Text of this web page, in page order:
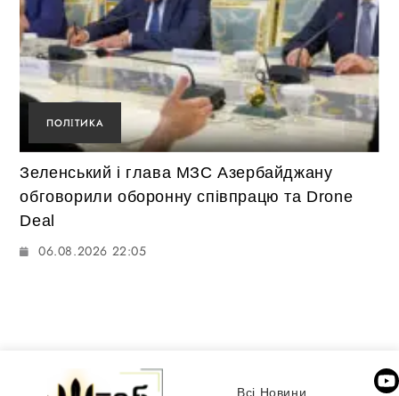
ПОЛІТИКА
Зеленський і глава МЗС Азербайджану
обговорили оборонну співпрацю та Drone
Deal
06.08.2026 22:05
Всі Новини